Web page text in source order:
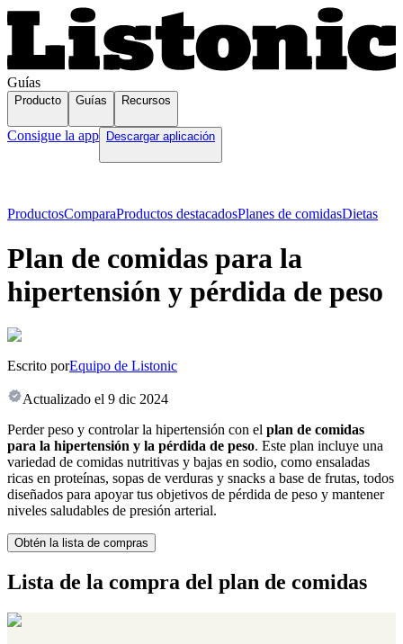
Guías
Producto Guías Recursos
Consigue la app Descargar aplicación
ProductosComparaProductos destacadosPlanes de comidasDietas
Plan de comidas para la
hipertensión y pérdida de peso
Escrito porEquipo de Listonic
Actualizado el 9 dic 2024
Perder peso y controlar la hipertensión con el plan de comidas
para la hipertensión y la pérdida de peso. Este plan incluye una
variedad de comidas nutritivas y bajas en sodio, como ensaladas
ricas en proteínas, sopas de verduras y snacks a base de frutas, todos
diseñados para apoyar tus objetivos de pérdida de peso y mantener
niveles saludables de presión arterial.
Obtén la lista de compras
Lista de la compra del plan de comidas